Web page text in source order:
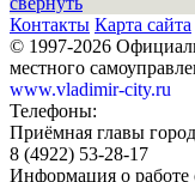
Контакты Карта сайта
© 1997-2026
местного
www.vladimir-city.ru
Телефоны:
Приёмная главы
8 (4922) 53-28-17
Информация о